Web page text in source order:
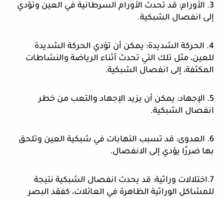
3. الأورام: قد تحدث الأورام السرطانية في العين وتؤدي
إلى انفصال الشبكية.
4. الحركة الشديدة: يمكن أن تؤدي الحركة الشديدة
للعين، مثل تلك التي تحدث أثناء الرياضة والنشاطات
المكثفة، إلى انفصال الشبكية.
5. الإجهاد: يمكن أن يزيد الإجهاد والتعب من خطر
انفصال الشبكية.
6. العدوى: قد تسبب التهابات في شبكية العين وتلحق
بها ضررًا يؤدي إلى الانفصال.
7.اختلالات وراثية: قد يحدث انفصال الشبكية نتيجة
للمشاكل الوراثية الظاهرة في العائلات، كفقد البصر